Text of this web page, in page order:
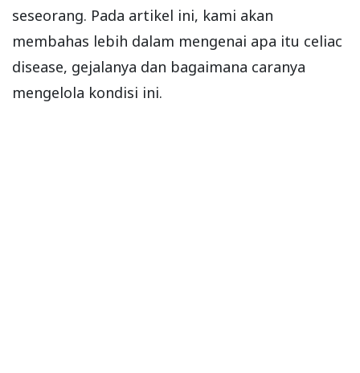
seseorang. Pada artikel ini, kami akan
membahas lebih dalam mengenai apa itu celiac
disease, gejalanya dan bagaimana caranya
mengelola kondisi ini.